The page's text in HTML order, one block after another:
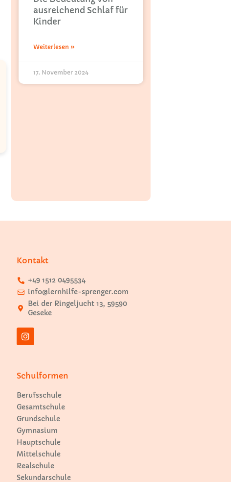
ausreichend Schlaf für
Kinder
Weiterlesen »
17. November 2024
Kontakt
+49 1512 0495534
info@lernhilfe-sprenger.com
Bei der Ringeljucht 13, 59590
Geseke
Schulformen
Berufsschule
Gesamtschule
Grundschule
Gymnasium
Hauptschule
Mittelschule
Realschule
Sekundarschule